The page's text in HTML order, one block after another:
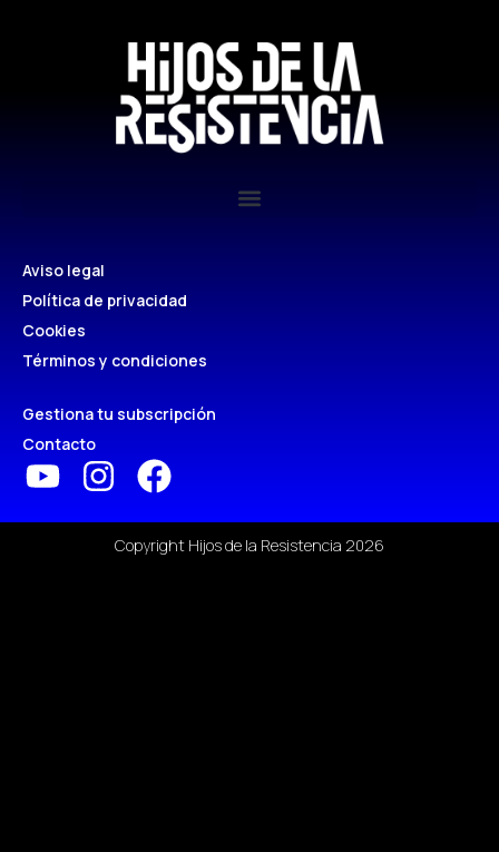
Aviso legal
Política de privacidad
Cookies
Términos y condiciones
Gestiona tu subscripción
Contacto
Copyright Hijos de la Resistencia 2026